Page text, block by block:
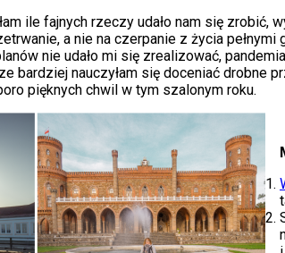
ile fajnych rzeczy udało nam się zrobić,
a nie na czerpanie z życia
nie udało mi się zrealizować,
bardziej nauczyłam się doceniać drobne
pięknych chwil w tym szalonym roku.